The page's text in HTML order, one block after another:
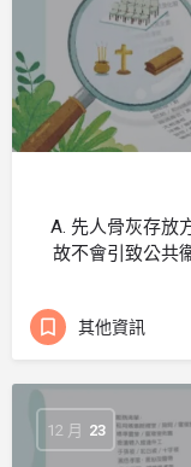
A. 先人骨灰存放
故不會引致公共
其他資訊
12 月 23